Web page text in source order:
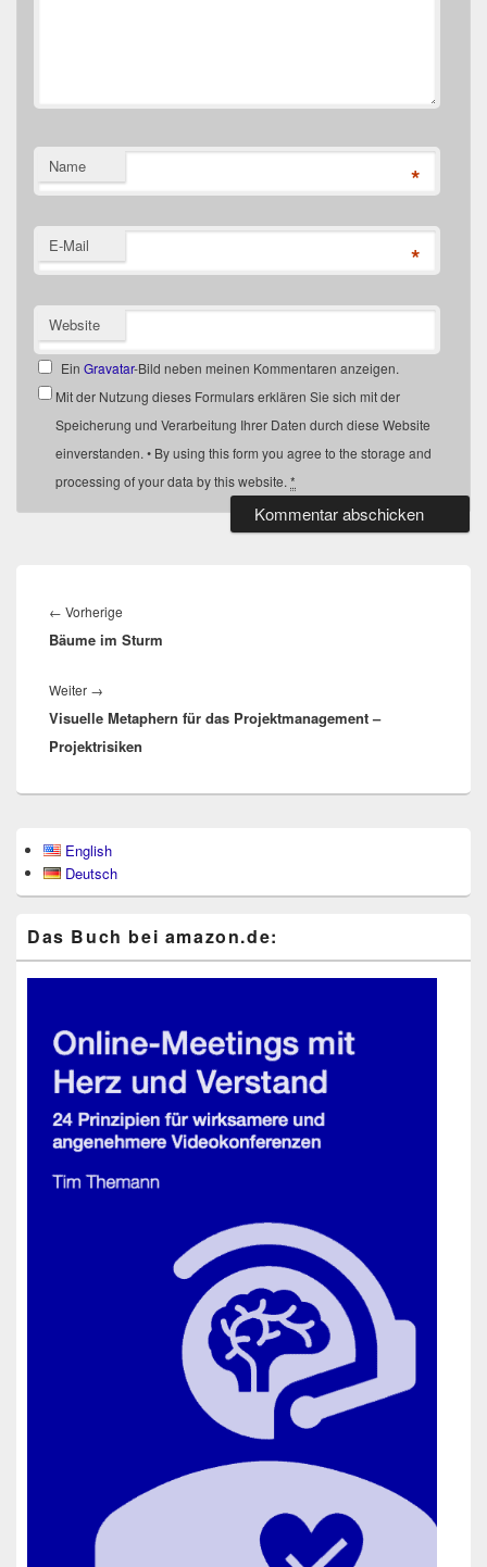
Name *
E-Mail *
Website
EinGravatar-Bild neben meinen Kommentaren anzeigen.
Mit der Nutzung dieses Formulars erklären Sie sich mit der
Speicherung und Verarbeitung Ihrer Daten durch diese Website
einverstanden. • By using this form you agree to the storage and
processing of your data by this website. *
← Vorherige
Beitrag:
Bäume im Sturm
Weiter →
Beitrag:
Visuelle Metaphern für das Projektmanagement –
Projektrisiken
Seitenleisten-
Widgetbereich
English
Deutsch
Das Buch bei ama​zon​.de: